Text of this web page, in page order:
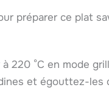
préparer ce plat
220 °C en mode
et égouttez-les